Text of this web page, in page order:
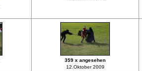
359 x angesehen
12.Oktober 2009